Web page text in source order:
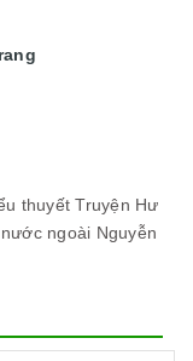
thuyết Truyện Hư
ngoài Nguyễn